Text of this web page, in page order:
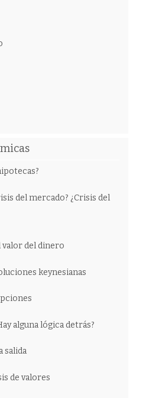
del mercado? ¿Crisis del
valor del dinero
keynesianas
alguna lógica detrás?
salida
de valores